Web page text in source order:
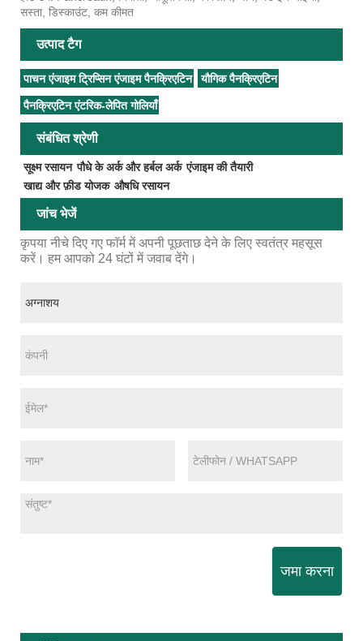
सस्ता, डिस्काउंट, कम कीमत
उत्पाद टैग
पाचन एंजाइम ट्रिप्सिन एंजाइम पैनक्रिएटिन यौगिक पैनक्रिएटिन
पैनक्रिएटिन एंटरिक-लेपित गोलियाँ
संबंधित श्रेणी
सूक्ष्म रसायन पौधे के अर्क और हर्बल अर्क एंजाइम की तैयारी
खाद्य और फ़ीड योजक औषधि रसायन
जांच भेजें
कृपया नीचे दिए गए फॉर्म में अपनी पूछताछ देने के लिए स्वतंत्र महसूस
करें। हम आपको 24 घंटों में जवाब देंगे।
जमा करना